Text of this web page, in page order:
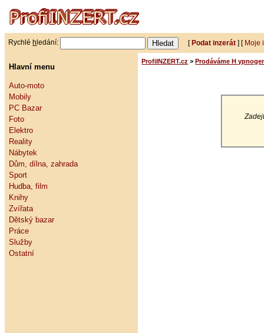
Rychlé h ledání: [Podat inzerát ] [ Moje
Hlavní menu
Auto-moto
Mobily
PC Bazar
Foto
Elektro
Reality
Nábytek
Dům, dílna, zahrada
Sport
Hudba, film
Knihy
Zvířata
Dětský bazar
Práce
Služby
Ostatní
ProfiINZERT.cz > Prodáváme H